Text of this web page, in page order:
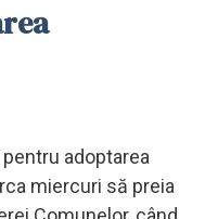
adoptarea
miercuri să preia